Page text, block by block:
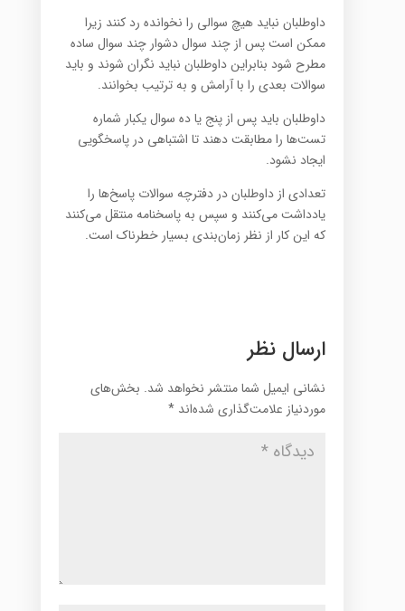
داوطلبان نباید هیچ سوالی را نخوانده رد کنند زیرا
ممکن است پس از چند سوال دشوار چند سوال ساده
مطرح شود بنابراین داوطلبان نباید نگران شوند و باید
سوالات بعدی را با آرامش و به ترتیب بخوانند.
داوطلبان باید پس از پنج یا ده سوال یکبار شماره
تست‌ها را مطابقت دهند تا اشتباهی در پاسخگویی
ایجاد نشود.
تعدادی از داوطلبان در دفترچه سوالات پاسخ‌ها را
یادداشت می‌کنند و سپس به پاسخنامه منتقل می‌کنند
که این کار از نظر زمان‌بندی بسیار خطرناک است.
ارسال نظر
نشانی ایمیل شما منتشر نخواهد شد. بخش‌های
موردنیاز علامت‌گذاری شده‌اند *